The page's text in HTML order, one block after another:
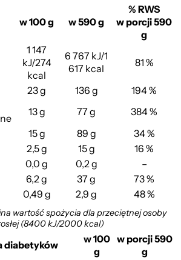
w 100 g w 590 g
% RWS
w porcji 590
g
1 147
kJ/274
kcal
6 767 kJ/1
617 kcal
81 %
23 g 136 g
194 %
13 g 77 g
384 %
15 g 89 g
34 %
2,5 g 15 g
16 %
0,0 g 0,2 g
–
6,2 g 37 g
73 %
0,49 g 2,9 g 48 %
wartość spożycia dla przeciętnej osoby
(8400 kJ/2000 kcal)
diabetyków
w 100
g
w porcji 590
g